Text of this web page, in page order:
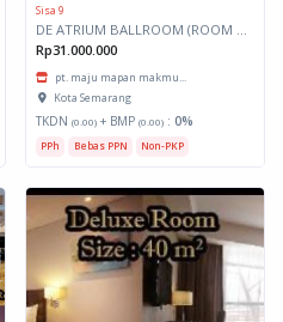
Sisa 9
Rp31.000.000
pt. maju mapan makmu...
Kota Semarang
TKDN (0.00) + BMP (0.00) : 0%
PPh Bebas PPN Non-PKP